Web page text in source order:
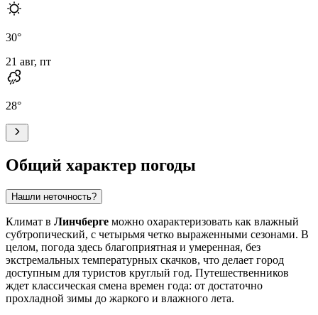
30°
21 авг, пт
28°
Общий характер погоды
Нашли неточность?
Климат в Линчберге можно охарактеризовать как влажный
субтропический, с четырьмя четко выраженными сезонами. В
целом, погода здесь благоприятная и умеренная, без
экстремальных температурных скачков, что делает город
доступным для туристов круглый год. Путешественников
ждет классическая смена времен года: от достаточно
прохладной зимы до жаркого и влажного лета.